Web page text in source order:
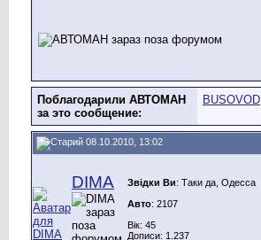
Поблагодарили АВТОМАН
за это сообщение:
BUSOVOD
08.10.2010, 13:02
DIMA Звідки Ви: Таки да, Одесса
Авто: 2107
Вік: 45
Дописи: 1.237